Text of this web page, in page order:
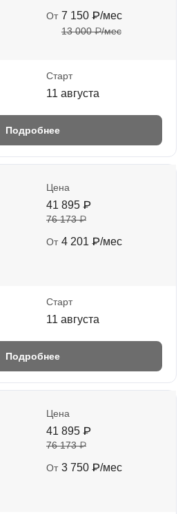
От 7 150 ₽/мес
13 000 ₽/мес
Старт
11 августа
Подробнее
Цена
41 895 ₽
76 173 ₽
От 4 201 ₽/мес
Старт
11 августа
Подробнее
Цена
41 895 ₽
76 173 ₽
От 3 750 ₽/мес